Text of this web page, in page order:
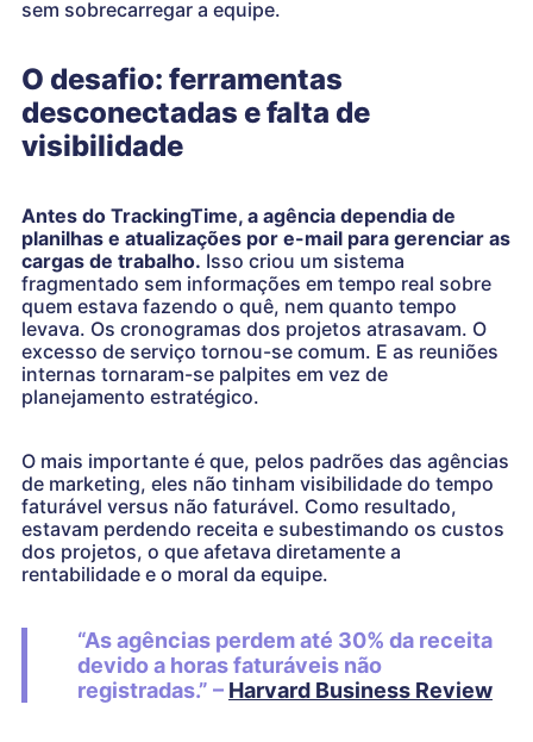
sem sobrecarregar a equipe.
O desafio: ferramentas
desconectadas e falta de
visibilidade
Antes do TrackingTime, a agência dependia de
planilhas e atualizações por e-mail para gerenciar as
cargas de trabalho. Isso criou um sistema
fragmentado sem informações em tempo real sobre
quem estava fazendo o quê, nem quanto tempo
levava. Os cronogramas dos projetos atrasavam. O
excesso de serviço tornou-se comum. E as reuniões
internas tornaram-se palpites em vez de
planejamento estratégico.
O mais importante é que, pelos padrões das agências
de marketing, eles não tinham visibilidade do tempo
faturável versus não faturável. Como resultado,
estavam perdendo receita e subestimando os custos
dos projetos, o que afetava diretamente a
rentabilidade e o moral da equipe.
“As agências perdem até 30% da receita
devido a horas faturáveis não
registradas.” – Harvard Business Review